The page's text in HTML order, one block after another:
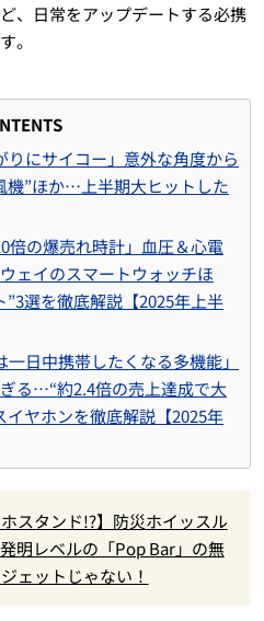
、日常をアップデートする必携
。
にサイコー」意外な角度から
機”ほか…上半期大ヒットした
の爆売れ時計」血圧＆心電
ェイのスマートウォッチほ
選を徹底解説【2025年上半
日中携帯したくなる多機能」
る…“約2.4倍の売上達成で大
イヤホンを徹底解説【2025年
スタンド!?】防災ホイッスル
明レベルの「Pop Bar」の無
ェットじゃない！